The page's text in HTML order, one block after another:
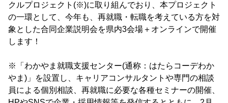
クルプロジェクト(※)に取り組んでおり、本プロジェクト
の一環として、今年も、再就職・転職を考えている方を対
象とした合同企業説明会を県内3会場＋オンラインで開催
します！
※「わかやま就職支援センター(通称：はたらコーデわか
やま)」を設置し、キャリアコンサルタントや専門の相談
員による個別相談、再就職に必要な各種セミナーの開催、